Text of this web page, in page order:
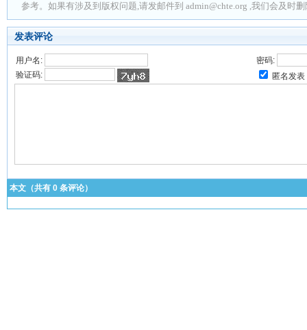
参考。如果有涉及到版权问题,请发邮件到 admin@chte.org ,我们会及时
发表评论
用户名:
密码:
验证码:
匿名发表
本文（共有 0 条评论）